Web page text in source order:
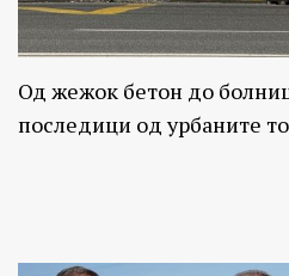
Од жежок бетон до
последици од урбаните